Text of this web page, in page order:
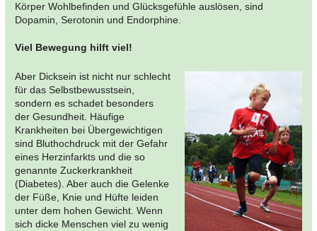
Körper Wohlbefinden und Glücksgefühle auslösen, sind
Dopamin, Serotonin und Endorphine.
Viel Bewegung hilft viel!
Aber Dicksein ist nicht nur schlecht
für das Selbstbewusstsein,
sondern es schadet besonders
der Gesundheit. Häufige
Krankheiten bei Übergewichtigen
sind Bluthochdruck mit der Gefahr
eines Herzinfarkts und die so
genannte Zuckerkrankheit
(Diabetes). Aber auch die Gelenke
der Füße, Knie und Hüfte leiden
unter dem hohen Gewicht. Wenn
sich dicke Menschen viel zu wenig